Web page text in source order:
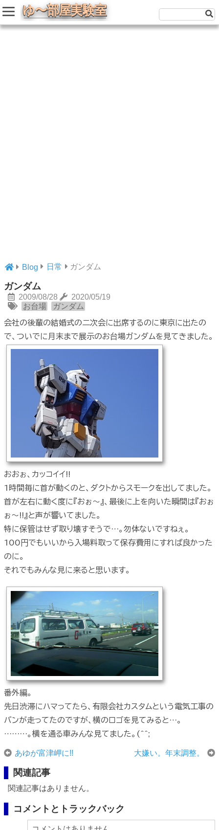
Blog 日常 ガンダム
ガンダム
2009/08/28
2020/05/19
お台場
ガンダム
会社の後輩の結婚式の二次会に出席するのに東京に出たの
で、ついでに月末まで展示のお台場ガンダムを見てきました。
おおぉ、カッコイイ!!
1時間毎に首が動くのと、ダクトからスモークを出してました。
首が左右に動く度に『おぉ～』、最後に上を向いた瞬間は『おぉ
ぉ～!!』と声が響いてました。
特に保管はせず取り壊すそうで…。勿体ないですねぇ。
100円でもいいから入場料取って保存費用にすれば良かった
のに。
それでもみんな見に来ると思います。
番外編。
先日渋滞にハマってたら、有限会社カスタムという電気工事の
バンが走ってたのですが、横のロゴを見てみると…。
………。横を通る車みんな見てました。(^^;
あゆが富津岬に!! 大嫌い。年末調整。
関連記事
関連記事はありません。
コメントとトラックバック